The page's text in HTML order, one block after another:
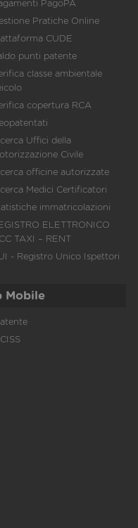
PagoPA
Pratiche Online
CUDE
punti patente
classe ambientale
copertura RCA
Uffici della
Civile
officine autorizzate
Medici Certificatori
immatricolazioni
ELETTRONICO
TAXI – RENT
- Registro Unico Ispettori
Mobile